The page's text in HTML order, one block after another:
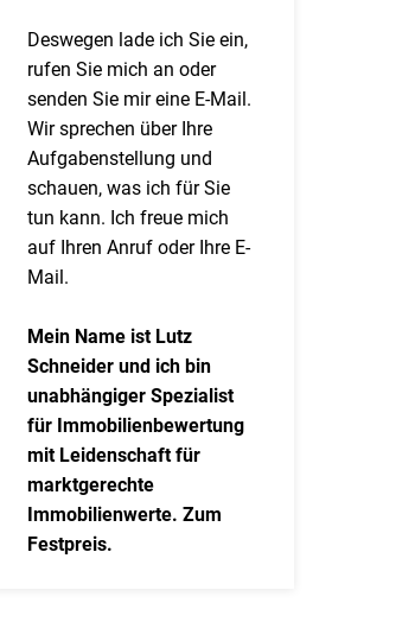
Deswegen lade ich Sie ein,
rufen Sie mich an oder
senden Sie mir eine E-Mail.
Wir sprechen über Ihre
Aufgabenstellung und
schauen, was ich für Sie
tun kann. Ich freue mich
auf Ihren Anruf oder Ihre E-
Mail.
Mein Name ist Lutz
Schneider und ich bin
unabhängiger Spezialist
für Immobilienbewertung
mit Leidenschaft für
marktgerechte
Immobilienwerte. Zum
Festpreis.